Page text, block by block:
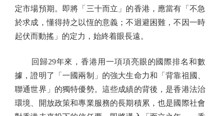
定市場預期。即將「三十而立」的香港，應當有「不急
於求成，懂得持之以恆的意義；不迴避困難，不因一時
起伏而動搖」的定力，始終着眼長遠。
回歸29年來，香港用一項項亮眼的國際排名和數
據，證明了「一國兩制」的強大生命力和「背靠祖國、
聯通世界」的獨特優勢。這些成績的背後，是香港法治
環境、開放政策和專業服務的長期積累，也是國際社會